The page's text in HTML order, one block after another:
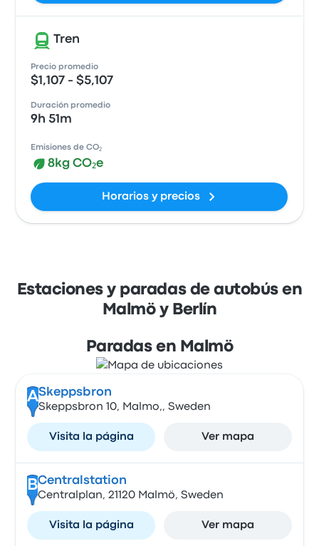
Tren
Precio promedio
$1,107 - $5,107
Duración promedio
9h 51m
Emisiones de CO₂
8kg CO₂e
Horarios y precios
Estaciones y paradas de autobús en
Malmö y Berlín
Paradas en Malmö
ASkeppsbron
Skeppsbron 10, Malmo,, Sweden
Visita la página Ver mapa
BCentralstation
Centralplan, 21120 Malmö, Sweden
Visita la página Ver mapa